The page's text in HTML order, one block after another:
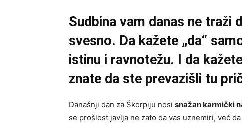
Sudbina vam danas ne
svesno. Da kažete „da“
istinu i ravnotežu. I da
znate da ste prevazišli tu
Današnji dan za Škorpiju nosi snažan karmički
se prošlost javlja ne zato da vas uznemiri, već da